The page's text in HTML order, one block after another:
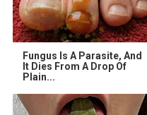
Fungus Is A Parasite, And
It Dies From A Drop Of
Plain...